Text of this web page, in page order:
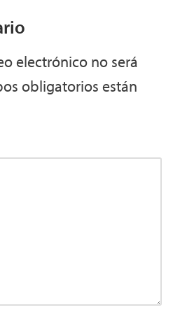
electrónico no será
obligatorios están